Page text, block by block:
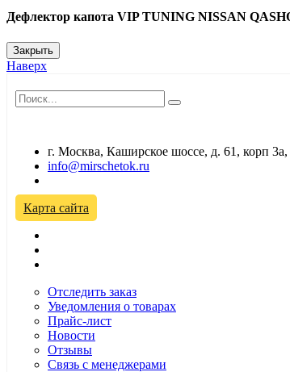
Дефлектор капота VIP TUNING NISSAN
Закрыть
Наверх
г. Москва, Каширское шоссе, д. 61, корп
info@mirschetok.ru
Карта сайта
Отследить заказ
Уведомления о товарах
Прайс-лист
Новости
Отзывы
Связь с менеджерами